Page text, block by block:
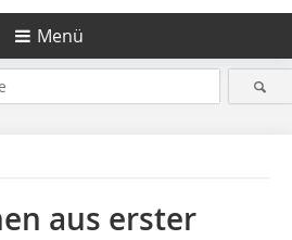
Menü
aus erster